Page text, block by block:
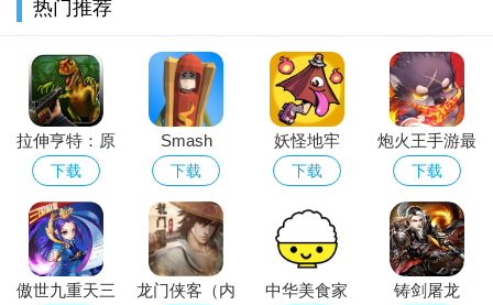
【常见问题】若进入游戏仍显示未解锁，请检查是否覆盖了正确
的“data”文件夹；若闪退或黑屏，尝试更新显卡驱动或降低画质设
置。提示“文件损坏”时，重新下载补丁并校验完整性。
【安装技巧】将下载的“全解锁版”压缩包直接解压至游戏安装目
录（点击“覆盖所有文件”）。首次启动如遇弹窗，选择“仍要运
行”即可。若需重置存档，删除“save”目录后重启游戏。本解锁版
不改变游戏核心机制，仅开放所有人物及皮肤，请放心使用。
热门推荐
拉伸亨特：原
始的猎物
下载
Smash
Test(粉碎试验
app安卓解压
游戏破解版)
下载
妖怪地牢
Yokai
下载
炮火王手游最
新安卓破解版
下载
傲世九重天三
龙门侠客（内
中华美食家 铸剑屠龙